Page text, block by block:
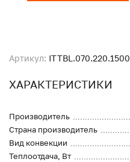
Артикул: ITTBL.070.220.1500
ХАРАКТЕРИСТИКИ
Производитель
Страна производитель
Вид конвекции
Теплоотдача, Вт